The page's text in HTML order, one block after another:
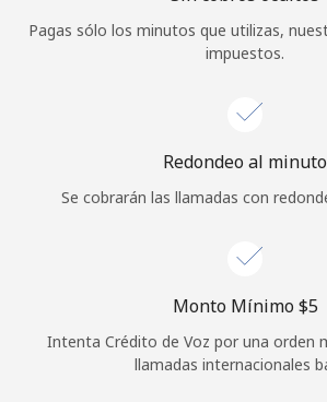
Pagas sólo los minutos que utilizas,
impuestos.
Redondeo al minuto
Se cobrarán las llamadas con
Monto Mínimo ⁦$5⁩
Intenta Crédito de Voz por una orden
llamadas internacionales